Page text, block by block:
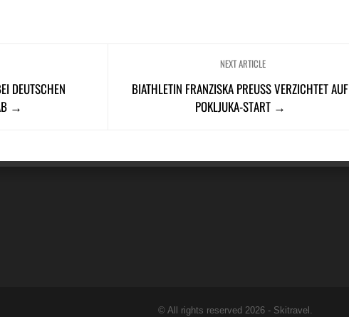
DEUTSCHEN
→
NEXT ARTICLE
BIATHLETIN FRANZISKA PREUSS VERZICHTET AUF P
OKLJUKA-START →
© All rights reserved 2026 - Skitravel